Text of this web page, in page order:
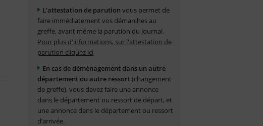
L'attestation de parution vous permet de
faire immédiatement vos démarches au
greffe, avant même la parution du journal.
Pour plus d'informations, sur l'attestation de
parution cliquez ici
En cas de déménagement dans un autre
département ou autre ressort(changement
de greffe), vous devez faire une annonce
dans le département ou ressort de départ, et
une annonce dans le département ou ressort
d’arrivée.